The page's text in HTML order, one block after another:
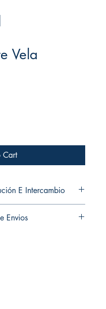
Vela
Cart
E Intercambio
en ninguno de mis
Envios